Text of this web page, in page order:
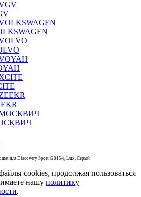
для Discovery Sport (2015-), Lux, Серый
cookies, продолжая пользоваться
нашу политику
.